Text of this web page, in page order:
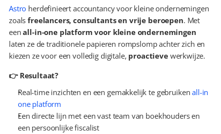
Astro herdefinieert accountancy voor kleine ondernemingen
zoals freelancers, consultants en vrije beroepen. Met
een all-in-one platform voor kleine ondernemingen
laten ze de traditionele papieren rompslomp achter zich en
kiezen ze voor een volledig digitale, proactieve werkwijze.
👉 Resultaat?
Real-time inzichten en een gemakkelijk te gebruiken all-in
one platform
Een directe lijn met een vast team van boekhouders en
een persoonlijke fiscalist